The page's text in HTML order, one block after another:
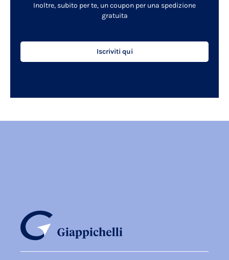
Inoltre, subito per te, un coupon per una spedizione
gratuita
Iscriviti qui